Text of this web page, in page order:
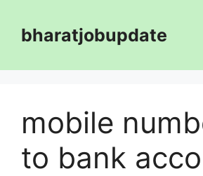
contentbharatjobupdate
mobile
to bank